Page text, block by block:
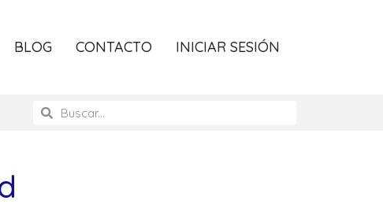
BLOG CONTACTO INICIAR SESIÓN